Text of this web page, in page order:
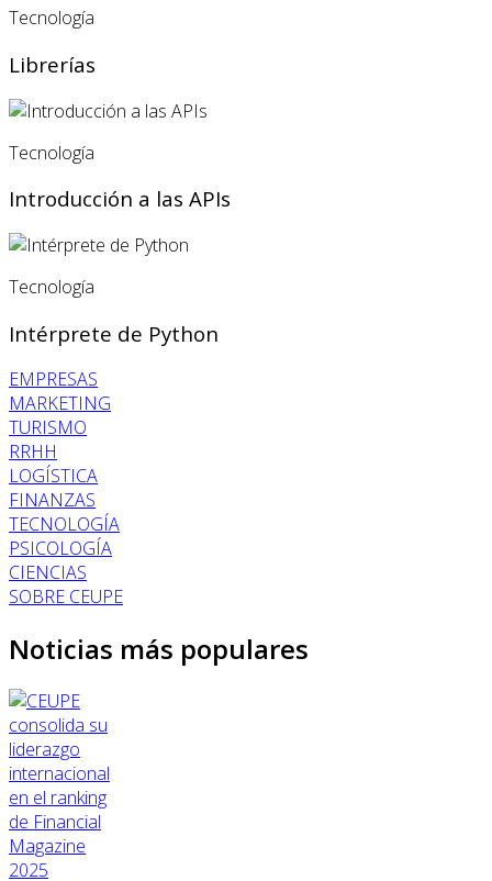
Tecnología
Librerías
Tecnología
Introducción a las APIs
Tecnología
Intérprete de Python
EMPRESAS
MARKETING
TURISMO
RRHH
LOGÍSTICA
FINANZAS
TECNOLOGÍA
PSICOLOGÍA
CIENCIAS
SOBRE CEUPE
Noticias más populares